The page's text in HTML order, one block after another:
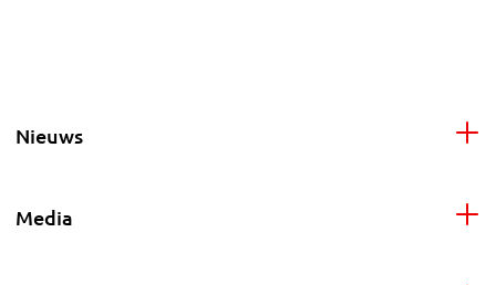
Nieuws
Media